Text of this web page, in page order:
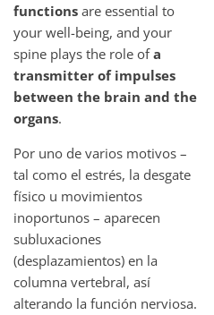
functions are essential to
your well-being, and your
spine plays the role ofa
transmitter of impulses
between the brain and the
organs.
Por uno de varios motivos –
tal como el estrés, la desgate
físico u movimientos
inoportunos – aparecen
subluxaciones
(desplazamientos) en la
columna vertebral, así
alterando la función nerviosa.